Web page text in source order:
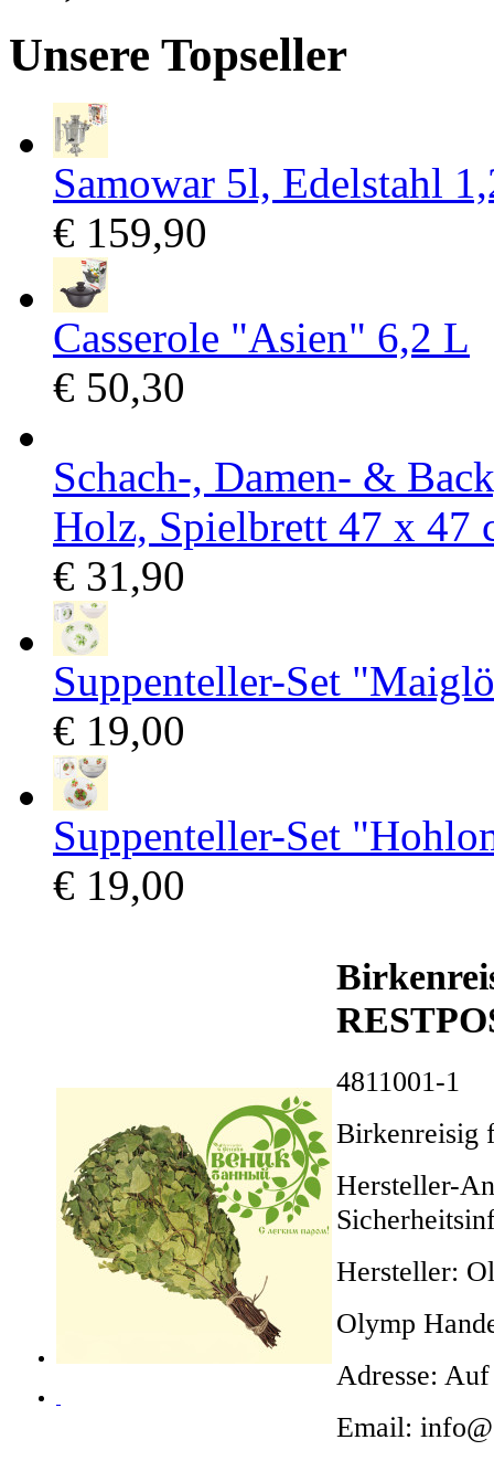
Unsere Topseller
Samowar 5l, Edelstahl
€ 159,90
Casserole "Asien" 6,2 L
€ 50,30
Schach-, Damen- &
Holz, Spielbrett 47 х 47
€ 31,90
Suppenteller-Set
€ 19,00
Suppenteller-Set
€ 19,00
4811001-1
Birkenreisig
Hersteller-
Hersteller:
Olymp
Adresse:
Email: